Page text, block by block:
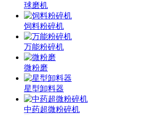
球磨机
饲料粉碎机
万能粉碎机
微粉磨
星型卸料器
中药超微粉碎机